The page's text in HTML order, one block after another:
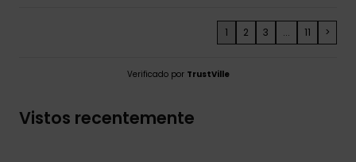
1 2 3 ... 11 >
Verificado por TrustVille
Vistos recentemente